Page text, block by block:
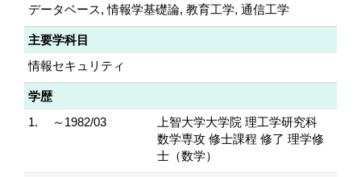
データベース, 情報学基礎論, 教育工学, 通信工学
主要学科目
情報セキュリティ
学歴
1.
～1982/03
上智大学大学院 理工学研究科
数学専攻 修士課程 修了 理学修
士（数学）